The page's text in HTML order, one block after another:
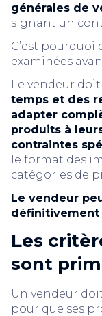
générales de
signant un
C’est
examinées
Le vendeur
temps et des
adapter
produits à
contraintes
le format des
catégories de
Le vendeur
définitivement
Les
sont
Un vendeur
pour que ses